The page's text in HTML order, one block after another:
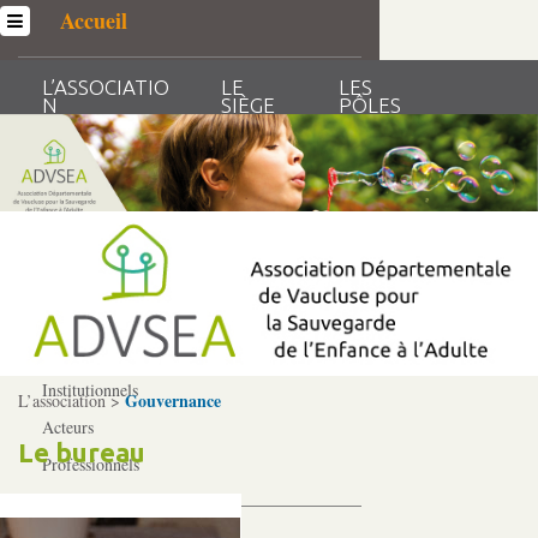
Accueil
L’association
Qui sommes-­nous ?
Généralités
Historique
Statuts et Règlement de fonctionnement
Nos partenaires
Institutionnels
Acteurs
Professionnels
L’ASSOCIATIO
N
LE
SIÈGE
LES
PÔLES
RESSOURCES
HUMAINES
ACTUALIT
ÉS
L’association >Gouvernance
Le bureau